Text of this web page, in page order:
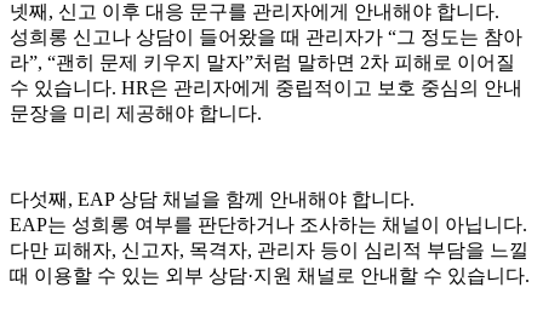
넷째, 신고 이후 대응 문구를 관리자에게 안내해야 합니다.
성희롱 신고나 상담이 들어왔을 때 관리자가 “그 정도는 참아
라”, “괜히 문제 키우지 말자”처럼 말하면 2차 피해로 이어질
수 있습니다. HR은 관리자에게 중립적이고 보호 중심의 안내
문장을 미리 제공해야 합니다.
다섯째, EAP 상담 채널을 함께 안내해야 합니다.
EAP는 성희롱 여부를 판단하거나 조사하는 채널이 아닙니다.
다만 피해자, 신고자, 목격자, 관리자 등이 심리적 부담을 느낄
때 이용할 수 있는 외부 상담·지원 채널로 안내할 수 있습니다.